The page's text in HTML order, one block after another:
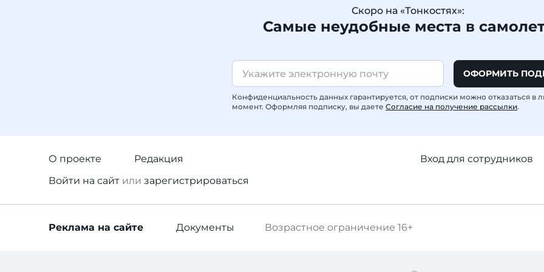
Скоро на «Тонкостях»:
Самые неудобные места в
ОФОРМИТЬ
Конфиденциальность данных гарантируется, от подписки можно отказаться в
момент. Оформляя подписку, вы даете Согласие на получение рассылки.
О проекте
Редакция
Войти на сайт или зарегистрироваться
Вход для сотрудников
Возрастное ограничение 16+
Реклама на сайте Документы